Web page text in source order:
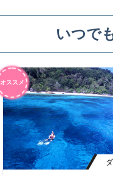
いつで
オススメ